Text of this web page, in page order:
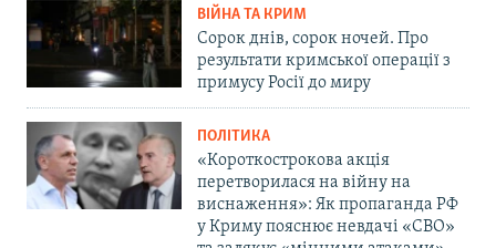
ВІЙНА ТА КРИМ
Сорок днів, сорок ночей. Про
результати кримської операції з
примусу Росії до миру
ПОЛІТИКА
«Короткострокова акція
перетворилася на війну на
виснаження»: Як пропаганда РФ
у Криму пояснює невдачі «СВО»